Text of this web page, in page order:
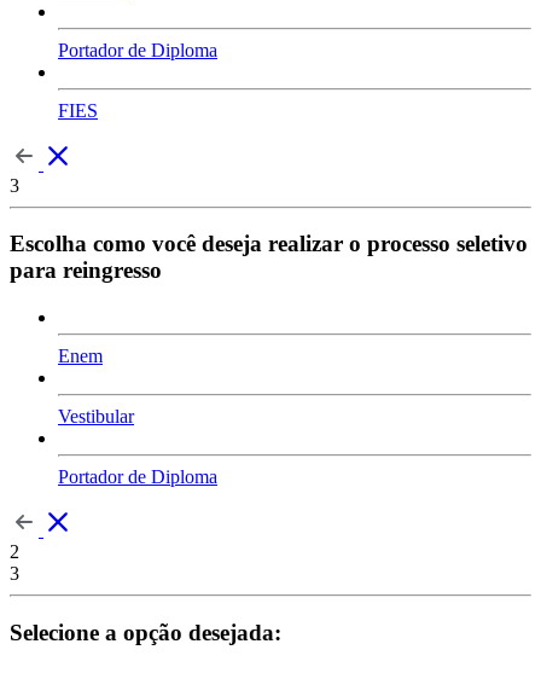
Portador de Diploma
FIES
3
Escolha como você deseja realizar o processo seletivo
para reingresso
Enem
Vestibular
Portador de Diploma
2
3
Selecione a opção desejada: